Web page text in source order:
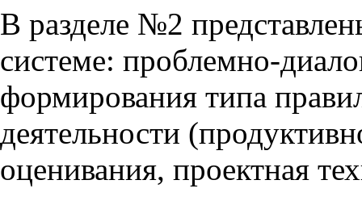
В разделе №2
системе: проблемно-
формирования типа
деятельности
оценивания, проектная